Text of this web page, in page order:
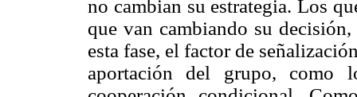
no cambian su estrategia. Los
que van cambiando su
esta fase, el factor de
aportación del grupo, como